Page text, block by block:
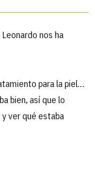
nos ha
para la piel…
bien, así que lo
ver qué estaba